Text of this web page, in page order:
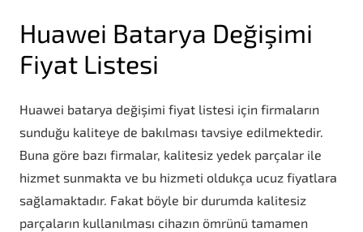
Huawei Batarya Değişimi
Fiyat Listesi
Huawei batarya değişimi fiyat listesi için firmaların
sunduğu kaliteye de bakılması tavsiye edilmektedir.
Buna göre bazı firmalar, kalitesiz yedek parçalar ile
hizmet sunmakta ve bu hizmeti oldukça ucuz fiyatlara
sağlamaktadır. Fakat böyle bir durumda kalitesiz
parçaların kullanılması cihazın ömrünü tamamen